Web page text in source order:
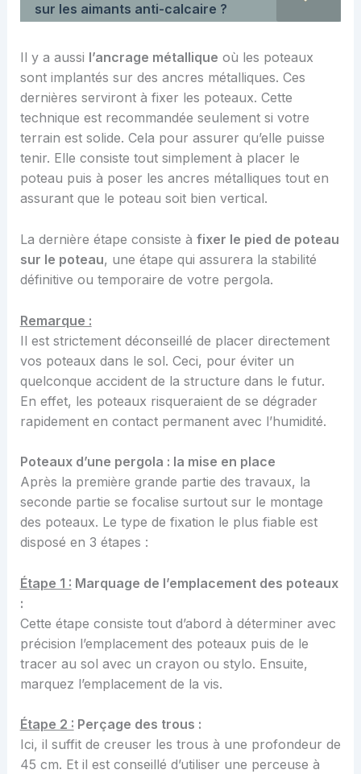
sur les aimants anti-calcaire ?
Il y a aussi l’ancrage métallique où les poteaux
sont implantés sur des ancres métalliques. Ces
dernières serviront à fixer les poteaux. Cette
technique est recommandée seulement si votre
terrain est solide. Cela pour assurer qu’elle puisse
tenir. Elle consiste tout simplement à placer le
poteau puis à poser les ancres métalliques tout en
assurant que le poteau soit bien vertical.
La dernière étape consiste à fixer le pied de poteau
sur le poteau, une étape qui assurera la stabilité
définitive ou temporaire de votre pergola.
Remarque :
Il est strictement déconseillé de placer directement
vos poteaux dans le sol. Ceci, pour éviter un
quelconque accident de la structure dans le futur.
En effet, les poteaux risqueraient de se dégrader
rapidement en contact permanent avec l’humidité.
Poteaux d’une pergola : la mise en place
Après la première grande partie des travaux, la
seconde partie se focalise surtout sur le montage
des poteaux. Le type de fixation le plus fiable est
disposé en 3 étapes :
Étape 1 : Marquage de l’emplacement des poteaux
:
Cette étape consiste tout d’abord à déterminer avec
précision l’emplacement des poteaux puis de le
tracer au sol avec un crayon ou stylo. Ensuite,
marquez l’emplacement de la vis.
Étape 2 : Perçage des trous :
Ici, il suffit de creuser les trous à une profondeur de
45 cm. Et il est conseillé d’utiliser une perceuse à